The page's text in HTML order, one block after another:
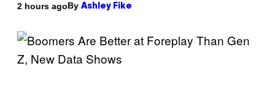
2 hours agoBy Ashley Fike